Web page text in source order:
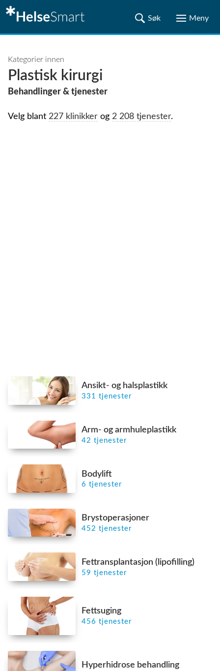
Kategorier innen
Plastisk kirurgi
Behandlinger & tjenester
Velg blant 227 klinikker og 2 208 tjenester.
Ansikt- og halsplastikk
331 tjenester
Arm- og armhuleplastikk
42 tjenester
Bodylift
6 tjenester
Brystoperasjoner
452 tjenester
Fettransplantasjon (lipofilling)
59 tjenester
Fettsuging
456 tjenester
Hyperhidrose behandling